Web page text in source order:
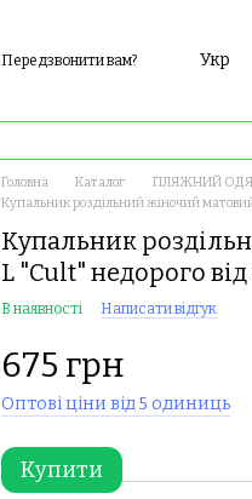
Передзвонити вам? Укр
Головна Каталог
ПЛЯЖНИЙ
Купальник роздільний жіночий
Купальник
L "Cult" недорого
В наявності Написати відгук
675 грн
Оптові ціни від 5 одиниць
Купити